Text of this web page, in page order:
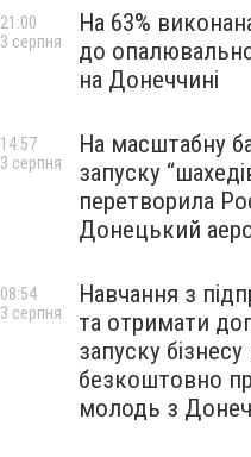
На 63%
до
на Донеччині
21:00
3 серпня
На масштабну
запуску
перетворила
Донецький
14:57
3 серпня
Навчання з
та отримати
запуску
безкоштовно
молодь з
08:54
3 серпня